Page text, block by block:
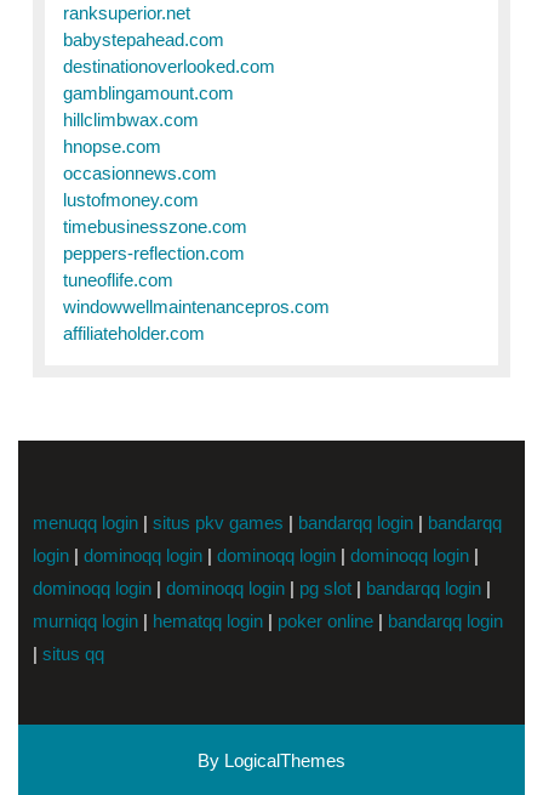
ranksuperior.net
babystepahead.com
destinationoverlooked.com
gamblingamount.com
hillclimbwax.com
hnopse.com
occasionnews.com
lustofmoney.com
timebusinesszone.com
peppers-reflection.com
tuneoflife.com
windowwellmaintenancepros.com
affiliateholder.com
menuqq login | situs pkv games | bandarqq login | bandarqq
login | dominoqq login | dominoqq login | dominoqq login |
dominoqq login | dominoqq login | pg slot | bandarqq login |
murniqq login | hematqq login | poker online | bandarqq login
| situs qq
By LogicalThemes